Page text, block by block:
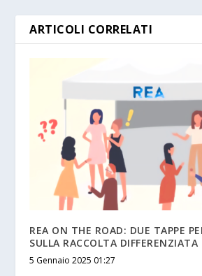
ARTICOLI CORRELATI
REA ON THE ROAD: DUE TAPPE
SULLA RACCOLTA DIFFERENZIATA
5 Gennaio 2025 01:27